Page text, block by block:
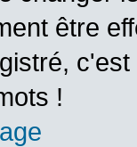
être
!